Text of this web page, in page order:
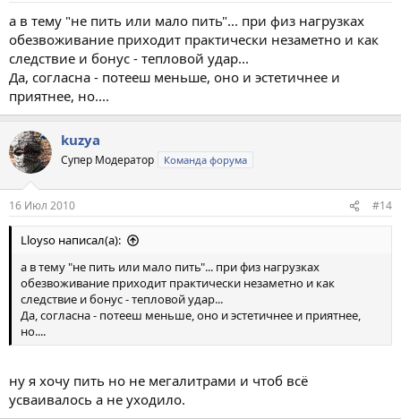
а в тему "не пить или мало пить"... при физ нагрузках
обезвоживание приходит практически незаметно и как
следствие и бонус - тепловой удар...
Да, согласна - потееш меньше, оно и эстетичнее и
приятнее, но....
kuzya
Супер Модератор Команда форума
16 Июл 2010 #14
Lloyso написал(а):
а в тему "не пить или мало пить"... при физ нагрузках
обезвоживание приходит практически незаметно и как
следствие и бонус - тепловой удар...
Да, согласна - потееш меньше, оно и эстетичнее и приятнее,
но....
ну я хочу пить но не мегалитрами и чтоб всё
усваивалось а не уходило.